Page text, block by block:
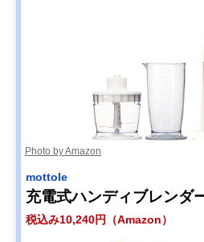
Photo by Amazon
mottole
充電式ハンディブレンダ
税込み10,240円（Amazon）